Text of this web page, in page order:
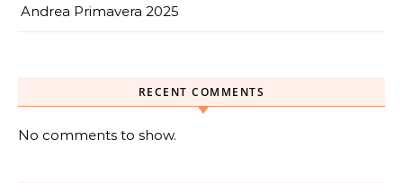
Andrea Primavera 2025
RECENT COMMENTS
No comments to show.